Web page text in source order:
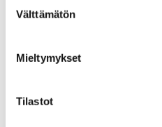
valinta
Välttämätön
Mieltymykset
Tilastot
voimme itse vaikuttaa
kehittäminen on